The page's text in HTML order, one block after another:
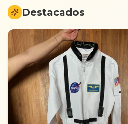
Destacados